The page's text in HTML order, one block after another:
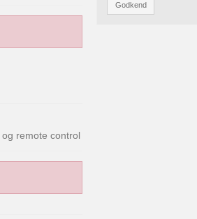
remote control
Godkend